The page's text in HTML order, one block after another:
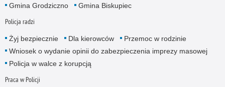
Gmina Grodziczno
Gmina Biskupiec
Policja radzi
Żyj bezpiecznie Dla kierowców
Przemoc w rodzinie
Wniosek o wydanie opinii do zabezpieczenia imprezy masowej
Policja w walce z korupcją
Praca w Policji